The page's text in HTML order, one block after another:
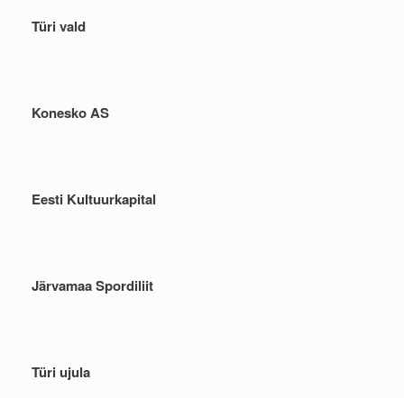
Türi vald
Konesko AS
Eesti Kultuurkapital
Järvamaa Spordiliit
Türi ujula